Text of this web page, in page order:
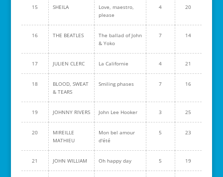
15 SHEILA
Love, maestro,
please
4 20
16 THE BEATLES
The ballad of John
& Yoko
7 14
17 JULIEN CLERC La Californie 4 21
18
BLOOD, SWEAT
& TEARS
Smiling phases 7 16
19 JOHNNY RIVERS John Lee Hooker 3 25
20
MIREILLE
MATHIEU
Mon bel amour
d'été
5 23
21 JOHN WILLIAM Oh happy day 5 19